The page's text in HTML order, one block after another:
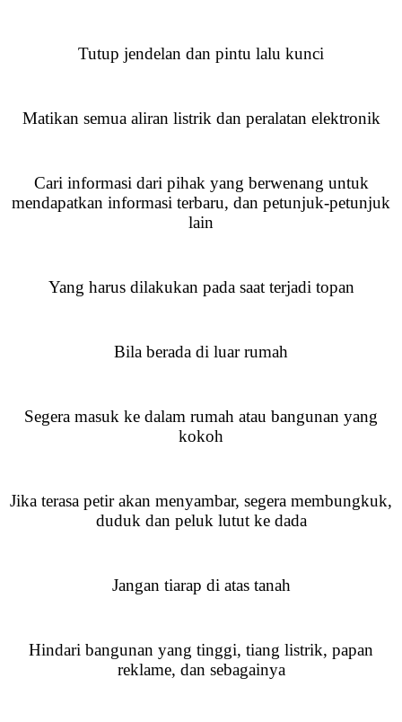
Tutup jendelan dan pintu lalu kunci
Matikan semua aliran listrik dan peralatan elektronik
Cari informasi dari pihak yang berwenang untuk
mendapatkan informasi terbaru, dan petunjuk-petunjuk
lain
Yang harus dilakukan pada saat terjadi topan
Bila berada di luar rumah
Segera masuk ke dalam rumah atau bangunan yang
kokoh
Jika terasa petir akan menyambar, segera membungkuk,
duduk dan peluk lutut ke dada
Jangan tiarap di atas tanah
Hindari bangunan yang tinggi, tiang listrik, papan
reklame, dan sebagainya